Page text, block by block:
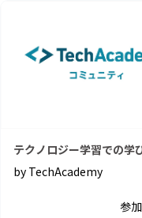
テクノロジー学習での学
化する「テックアカデミー
ュニティ」
by TechAcademy
参